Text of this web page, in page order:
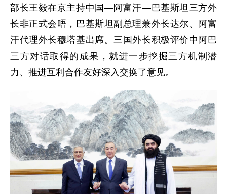
部长王毅在京主持中国—阿富汗—巴基斯坦三方外
长非正式会晤，巴基斯坦副总理兼外长达尔、阿富
汗代理外长穆塔基出席。三国外长积极评价中阿巴
三方对话取得的成果，就进一步挖掘三方机制潜
力、推进互利合作友好深入交换了意见。